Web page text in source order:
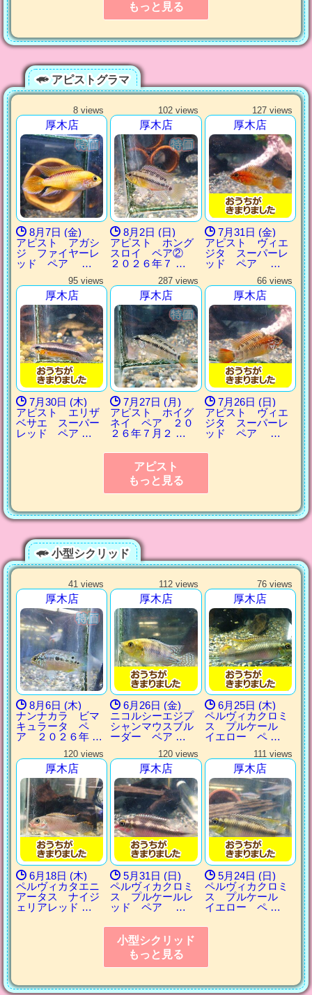
もっと見る
アピストグラマ
8 views
厚木店
8月7日 (金)
アピスト アガシ
ジ ファイヤーレ
ッド ペア …
102 views
厚木店
8月2日 (日)
アピスト ホング
スロイ ペア②
２０２６年７ …
127 views
厚木店
7月31日 (金)
アピスト ヴィエ
ジタ スーパーレ
ッド ペア …
95 views
厚木店
7月30日 (木)
アピスト エリザ
ベサエ スーパー
レッド ペア …
287 views
厚木店
7月27日 (月)
アピスト ホイグ
ネイ ペア ２０
２６年７月２ …
66 views
厚木店
7月26日 (日)
アピスト ヴィエ
ジタ スーパーレ
ッド ペア …
アピスト
もっと見る
小型シクリッド
41 views
厚木店
8月6日 (木)
ナンナカラ ビマ
キュラータ ペ
ア ２０２６年 …
112 views
厚木店
6月26日 (金)
ニコルシーエジプ
シャンマウスブル
ーダー ペア …
76 views
厚木店
6月25日 (木)
ペルヴィカクロミ
ス プルケール
イエロー ペ …
120 views
厚木店
6月18日 (木)
ペルヴィカタエニ
アータス ナイジ
ェリアレッド …
120 views
厚木店
5月31日 (日)
ペルヴィカクロミ
ス プルケールレ
ッド ペア …
111 views
厚木店
5月24日 (日)
ペルヴィカクロミ
ス プルケール
イエロー ペ …
小型シクリッド
もっと見る